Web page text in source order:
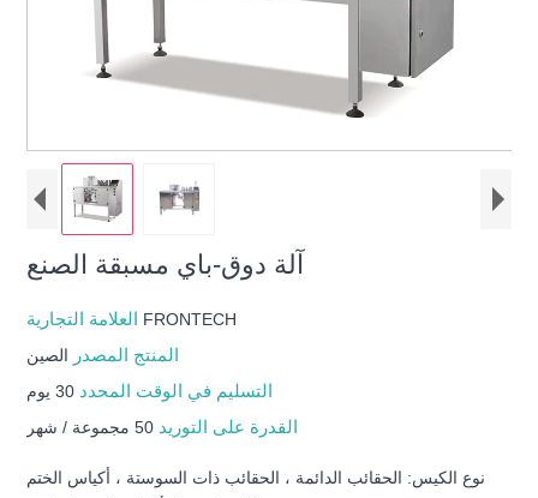
آلة دوق-باي مسبقة الصنع
FRONTECH
المنتج المصدر الصين
التسليم في الوقت المحدد 30 يوم
القدرة على التوريد 50 مجموعة / شهر
نوع الكيس: الحقائب الدائمة ، الحقائب ذات السوستة ، أكياس الختم